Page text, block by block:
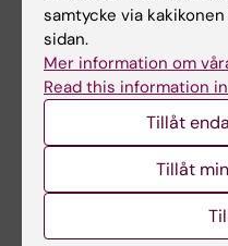
18 jun 2026
studentkårer om
Universiteten
behöver leva som de
samtycke via
sidan.
Mer information om
Read this information
Tillåt
Tillåt